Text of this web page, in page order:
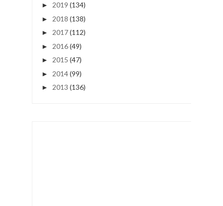
► 2019 (134)
► 2018 (138)
► 2017(112)
► 2016(49)
► 2015 (47)
► 2014(99)
► 2013 (136)